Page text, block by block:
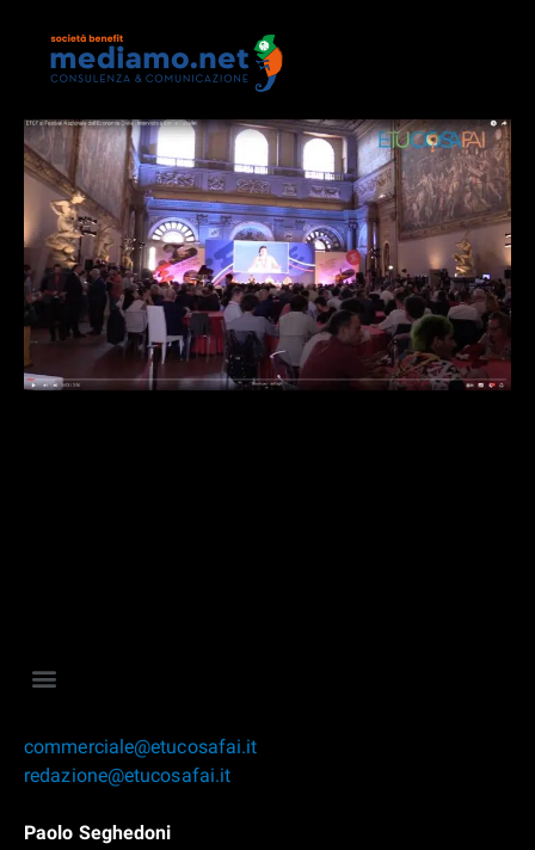
commerciale@etucosafai.it
redazione@etucosafai.it
Paolo Seghedoni